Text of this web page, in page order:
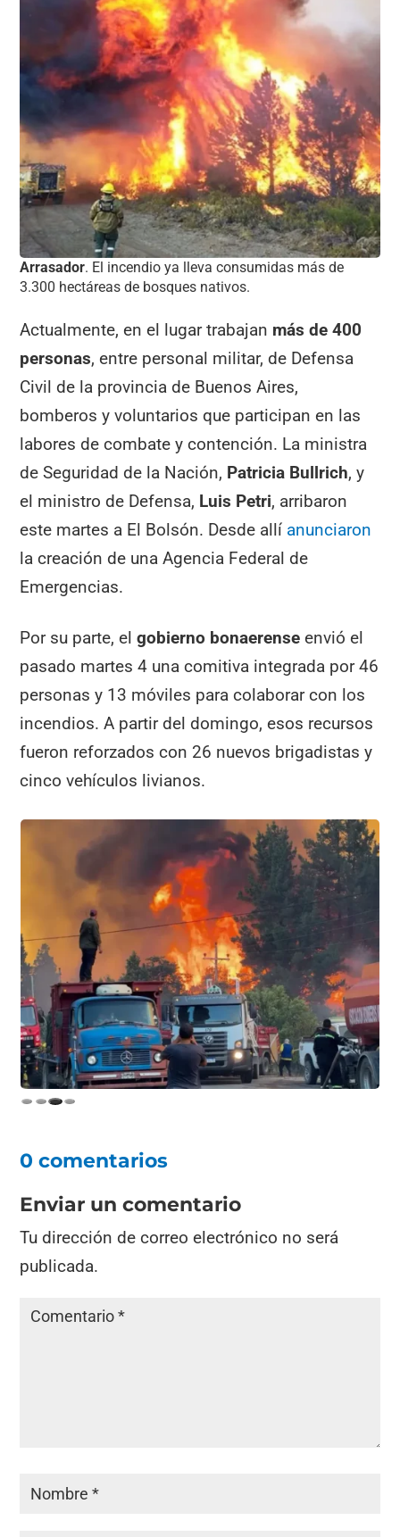
Arrasador. El incendio ya lleva consumidas más de
3.300 hectáreas de bosques nativos.
Actualmente, en el lugar trabajan más de 400
personas, entre personal militar, de Defensa
Civil de la provincia de Buenos Aires,
bomberos y voluntarios que participan en las
labores de combate y contención. La ministra
de Seguridad de la Nación, Patricia Bullrich, y
el ministro de Defensa, Luis Petri, arribaron
este martes a El Bolsón. Desde allí anunciaron
la creación de una Agencia Federal de
Emergencias.
Por su parte, elgobierno bonaerense envió el
pasado martes 4 una comitiva integrada por 46
personas y 13 móviles para colaborar con los
incendios. A partir del domingo, esos recursos
fueron reforzados con 26 nuevos brigadistas y
cinco vehículos livianos.
0 comentarios
Enviar un comentario
Tu dirección de correo electrónico no será
publicada.